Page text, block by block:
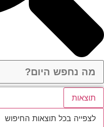
תוצאות
לצפייה בכל תוצאות החיפוש